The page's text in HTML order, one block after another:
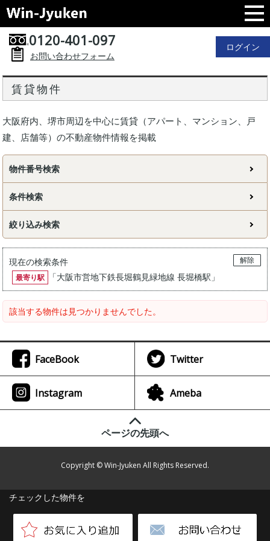
0120-401-097
お問い合わせフォーム
ログイン
賃貸物件
大阪府内、堺市周辺を中心に賃貸（アパート、マンション、戸
建、店舗等）の不動産物件情報を掲載
物件番号検索
条件検索
絞り込み検索
現在の検索条件
解除
最寄り駅
「大阪市営地下鉄長堀鶴見緑地線 長堀橋駅 」
該当する物件は見つかりませんでした。
チェックした物件を
FaceBook Twitter
Instagram Ameba
ページの先頭へ
Copyright © Win-Jyuken All Rights Reserved.